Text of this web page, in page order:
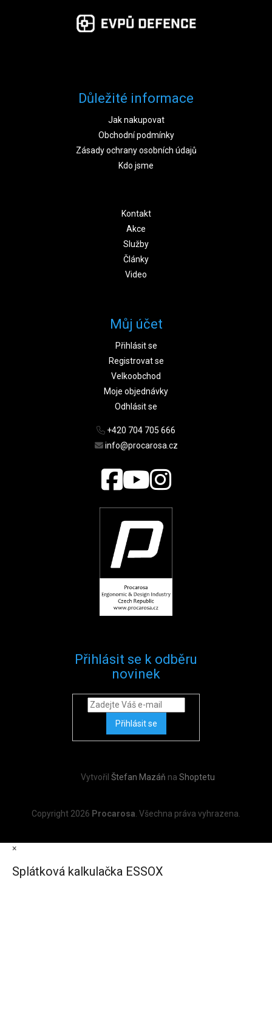
Důležité informace
Jak nakupovat
Obchodní podmínky
Zásady ochrany osobních údajů
Kdo jsme
Kontakt
Akce
Služby
Články
Video
Můj účet
Přihlásit se
Registrovat se
Velkoobchod
Moje objednávky
Odhlásit se
+420 704 705 666
info@procarosa.cz
Přihlásit se k odběru
novinek
Přihlásit se
Vytvořil Štefan Mazáň na Shoptetu
Copyright 2026 Procarosa. Všechna práva vyhrazena.
×
Splátková kalkulačka ESSOX